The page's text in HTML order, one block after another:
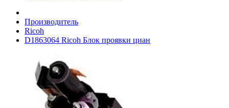
Производитель
Ricoh
D1863064 Ricoh Блок проявки циан